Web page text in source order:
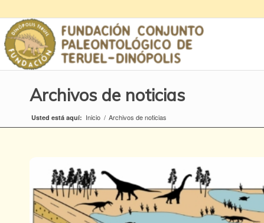
Archivos de noticias
Usted está aquí: Inicio / Archivos de noticias